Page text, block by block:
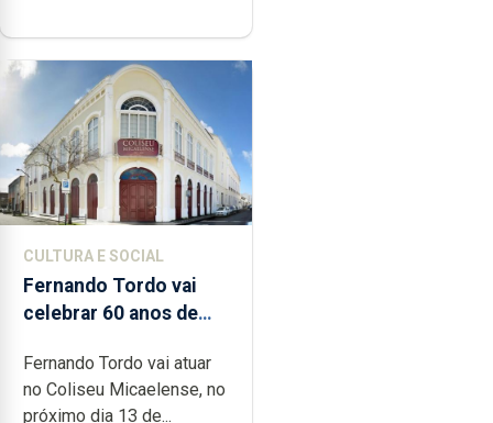
CULTURA E SOCIAL
Fernando Tordo vai
celebrar 60 anos de
Micaelense
Fernando Tordo vai atuar
no Coliseu Micaelense, no
próximo dia 13 de...